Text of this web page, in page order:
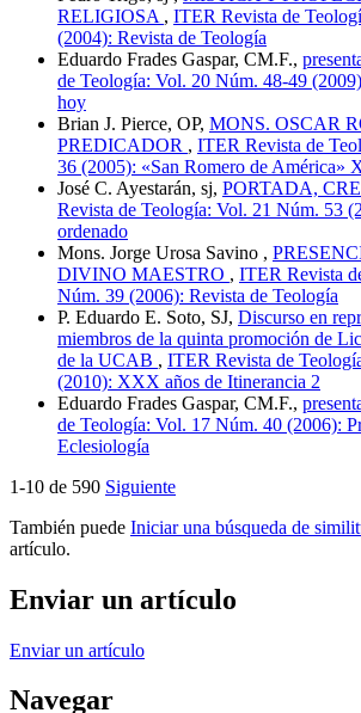
RELIGIOSA , ITER Revista de
(2004): Revista de Teología
Eduardo Frades Gaspar, CM.F.,
de Teología: Vol. 20 Núm. 48-49
hoy
Brian J. Pierce, OP, MONS. OSCAR
PREDICADOR , ITER Revista de
36 (2005): «San Romero de América»
José C. Ayestarán, sj, PORTADA,
Revista de Teología: Vol. 21 Núm. 53
ordenado
Mons. Jorge Urosa Savino ,
DIVINO MAESTRO , ITER Revista
Núm. 39 (2006): Revista de Teología
P. Eduardo E. Soto, SJ, Discurso en
miembros de la quinta promoción de
de la UCAB , ITER Revista de
(2010): XXX años de Itinerancia 2
Eduardo Frades Gaspar, CM.F.,
de Teología: Vol. 17 Núm. 40 (2006):
Eclesiología
1-10 de 590 Siguiente
También puede Iniciar una búsqueda de
artículo.
Enviar un artículo
Enviar un artículo
Navegar